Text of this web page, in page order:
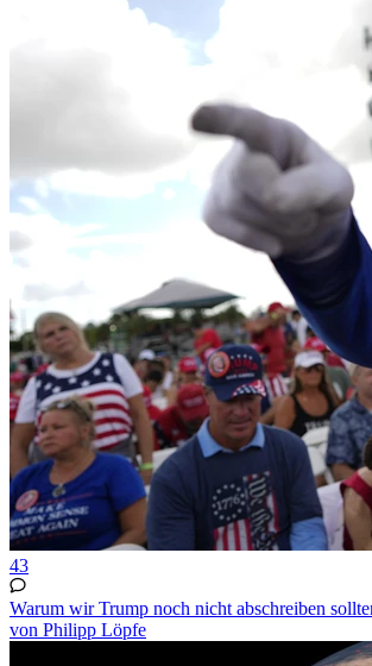
43
Warum wir Trump noch nicht abschreiben
von Philipp Löpfe